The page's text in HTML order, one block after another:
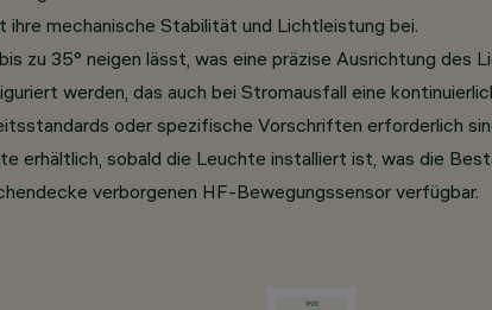
mechanische Stabilität und Lichtleistung bei.
zu 35° neigen lässt, was eine präzise Ausrichtung des
werden, das auch bei Stromausfall eine
oder spezifische Vorschriften erforderlich
erhältlich, sobald die Leuchte installiert ist, was die
verborgenen HF-Bewegungssensor verfügbar.